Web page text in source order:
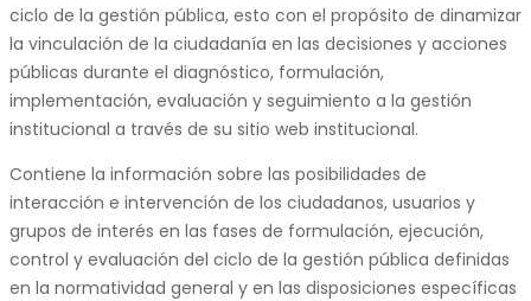
ciclo de la gestión pública, esto con el propósito de dinamizar
la vinculación de la ciudadanía en las decisiones y acciones
públicas durante el diagnóstico, formulación,
implementación, evaluación y seguimiento a la gestión
institucional a través de su sitio web institucional.
Contiene la información sobre las posibilidades de
interacción e intervención de los ciudadanos, usuarios y
grupos de interés en las fases de formulación, ejecución,
control y evaluación del ciclo de la gestión pública definidas
en la normatividad general y en las disposiciones específicas